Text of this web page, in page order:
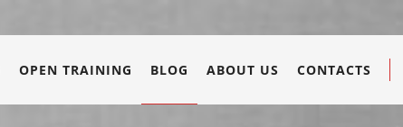
OPEN TRAINING BLOG ABOUT US CONTACTS